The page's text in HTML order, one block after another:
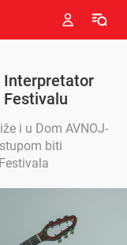
Interpretator
i u Dom AVNOJ-
biti